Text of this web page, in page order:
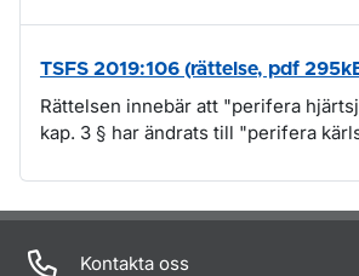
TSFS 2019:106 (rättelse, pdf
Rättelsen innebär att "perifera
kap. 3 § har ändrats till "perifera
Om sidan
Kontakta oss